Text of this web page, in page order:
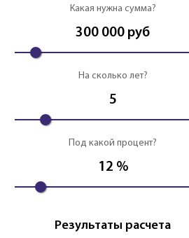
Какая нужна сумма?
300 000 руб
На сколько лет?
5
Под какой процент?
12 %
Результаты расчета